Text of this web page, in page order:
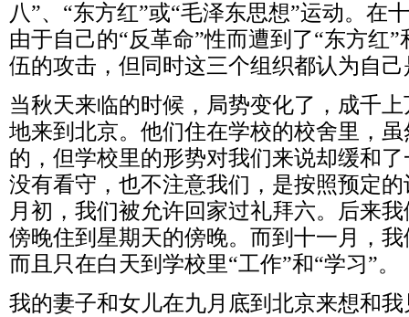
八”、“东方红”或“毛泽东思想”运动。在
由于自己的“反革命”性而遭到了“东方红
伍的攻击，但同时这三个组织都认为自
当秋天来临的时候，局势变化了，成千
地来到北京。他们住在学校的校舍里，
的，但学校里的形势对我们来说却缓和
没有看守，也不注意我们，是按照预定
月初，我们被允许回家过礼拜六。后来
傍晚住到星期天的傍晚。而到十一月，
而且只在白天到学校里“工作”和“学习”。
我的妻子和女儿在九月底到北京来想和